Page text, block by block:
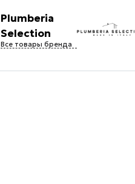
Plumberia
Selection
Все товары бренда